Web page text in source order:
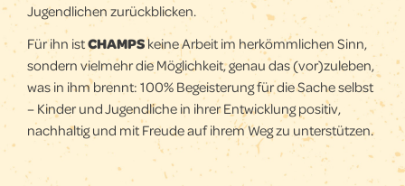
Jugendlichen zurückblicken.
Für ihn istCHAMPSkeine Arbeit im herkömmlichen Sinn,
sondern vielmehr die Möglichkeit, genau das (vor)zuleben,
was in ihm brennt: 100% Begeisterung für die Sache selbst
– Kinder und Jugendliche in ihrer Entwicklung positiv,
nachhaltig und mit Freude auf ihrem Weg zu unterstützen.